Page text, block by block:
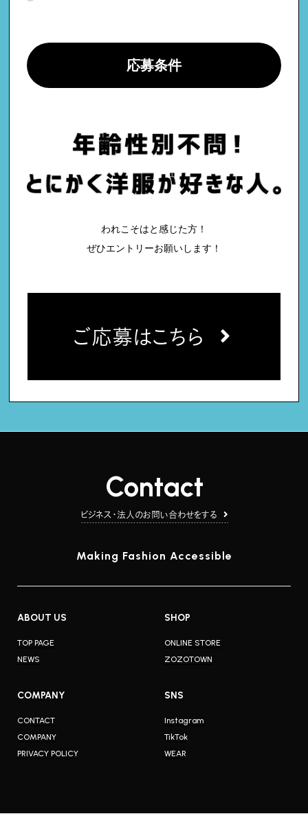
応募条件
われこそはと感じた方！
ぜひエントリーお願いします！
ご応募はこちら
Contact
ビジネス・法人のお問い合わせをする
Making Fashion Accessible
ABOUT US
TOP PAGE
NEWS
SHOP
ONLINE STORE
ZOZOTOWN
COMPANY
CONTACT
COMPANY
PRIVACY POLICY
SNS
Instagram
TikTok
WEAR